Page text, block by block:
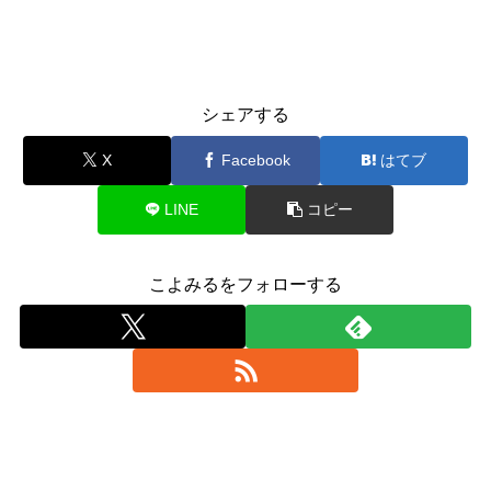
シェアする
X Facebook はてブ
LINE コピー
こよみるをフォローする